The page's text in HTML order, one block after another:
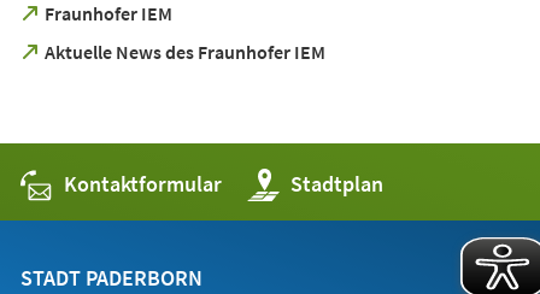
Fraunhofer IEM
(Öffnet
einemAktuelle News des Fraunhofer IEM
(Öffnet
Tab)
Kontaktformular Stadtplan
(Öffnet
in
einem
STADT PADERBORN